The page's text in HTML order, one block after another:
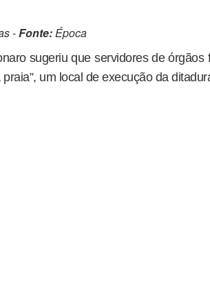
-Fonte:Época
sugeriu que servidores de
praia”, um local de execução da